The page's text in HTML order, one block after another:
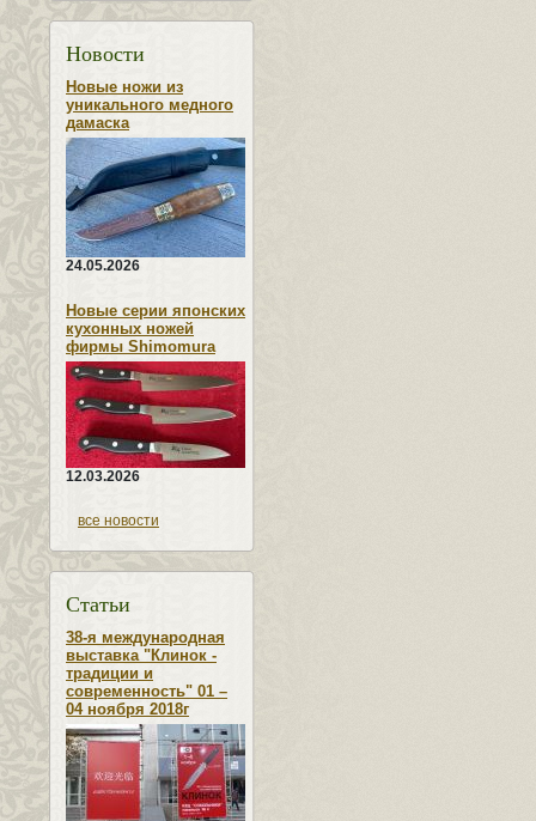
Новости
Новые ножи из
уникального медного
дамаска
24.05.2026
Новые серии японских
кухонных ножей
фирмы Shimomura
12.03.2026
все новости
Статьи
38-я международная
выставка "Клинок -
традиции и
современность" 01 –
04 ноября 2018г